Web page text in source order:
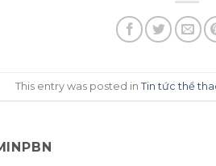
This entry was posted inTin tức thể